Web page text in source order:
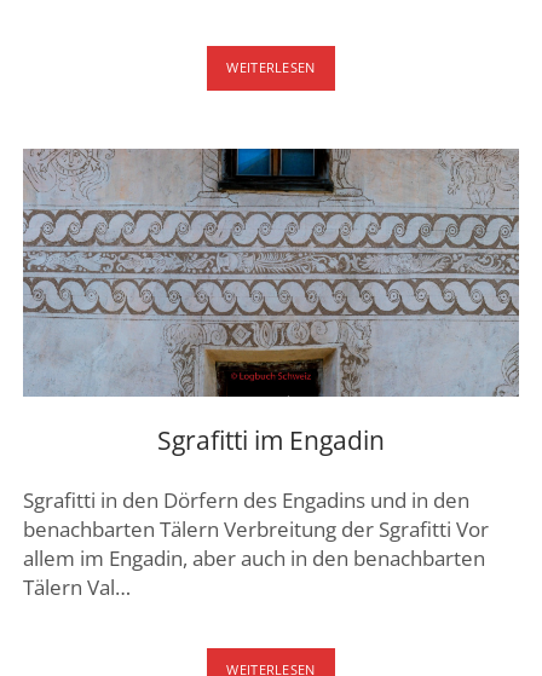
WEITERLESENMONTREUX
AM
Sgrafitti im Engadin
Sgrafitti in den Dörfern des Engadins und in den
benachbarten Tälern Verbreitung der Sgrafitti Vor
allem im Engadin, aber auch in den benachbarten
Tälern Val…
WEITERLESENSGRAFITTI